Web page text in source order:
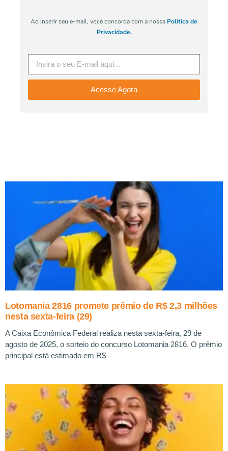
Ao inserir seu e-mail, você concorda com a nossa Política de
Privacidade.
Acesse Agora
Lotomania 2816 promete prêmio de R$ 2,3 milhões
nesta sexta-feira (29)
A Caixa Econômica Federal realiza nesta sexta-feira, 29 de
agosto de 2025, o sorteio do concurso Lotomania 2816. O prêmio
principal está estimado em R$